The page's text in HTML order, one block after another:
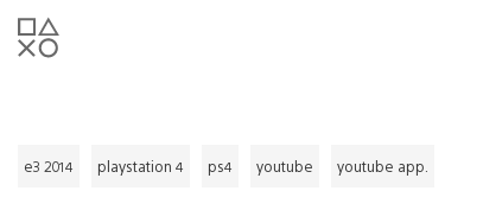
e3 2014 playstation 4 ps4 youtube youtube app.